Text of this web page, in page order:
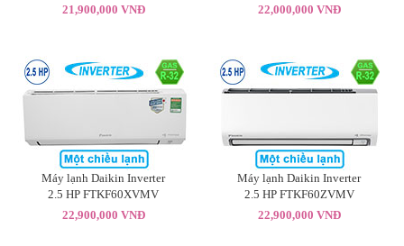
21,900,000 VNĐ
22,000,000 VNĐ
Máy lạnh Daikin Inverter
2.5 HP FTKF60XVMV
22,900,000 VNĐ
Máy lạnh Daikin Inverter
2.5 HP FTKF60ZVMV
22,900,000 VNĐ